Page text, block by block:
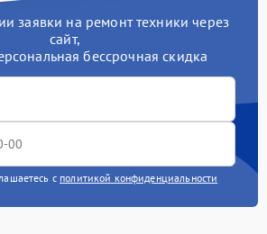
заявки на ремонт техники через
сайт,
бессрочная скидка
с политикой конфиденциальности